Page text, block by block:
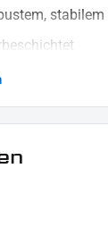
enthalten, deren Inhalt